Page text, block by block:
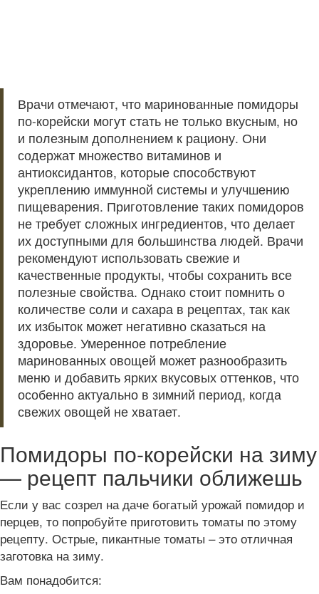
Врачи отмечают, что маринованные помидоры
по-корейски могут стать не только вкусным, но
и полезным дополнением к рациону. Они
содержат множество витаминов и
антиоксидантов, которые способствуют
укреплению иммунной системы и улучшению
пищеварения. Приготовление таких помидоров
не требует сложных ингредиентов, что делает
их доступными для большинства людей. Врачи
рекомендуют использовать свежие и
качественные продукты, чтобы сохранить все
полезные свойства. Однако стоит помнить о
количестве соли и сахара в рецептах, так как
их избыток может негативно сказаться на
здоровье. Умеренное потребление
маринованных овощей может разнообразить
меню и добавить ярких вкусовых оттенков, что
особенно актуально в зимний период, когда
свежих овощей не хватает.
Помидоры по-корейски на зиму
— рецепт пальчики оближешь
Если у вас созрел на даче богатый урожай помидор и
перцев, то попробуйте приготовить томаты по этому
рецепту. Острые, пикантные томаты – это отличная
заготовка на зиму.
Вам понадобится: